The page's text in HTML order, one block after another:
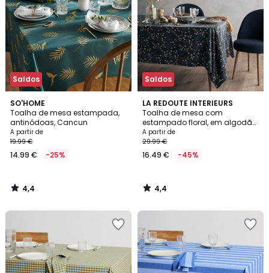
Saldos
SO'HOME
Toalha de mesa estampada,
antinódoas, Cancun
A partir de
19.99 €
14.99 € -25%
4,4
/ 5
4,4
/
Saldos
LA REDOUTE INTERIEURS
Toalha de mesa com
estampado floral, em algodão
lavado, Longina
A partir de
29.99 €
16.49 € -45%
4,4
/ 5
4,4
/